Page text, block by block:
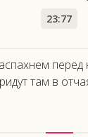
23:77
перед
там в